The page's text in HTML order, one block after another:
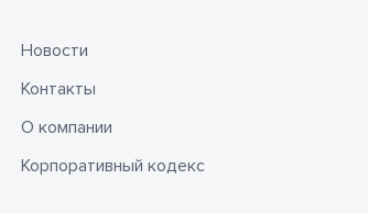
Новости
Контакты
О компании
Корпоративный кодекс